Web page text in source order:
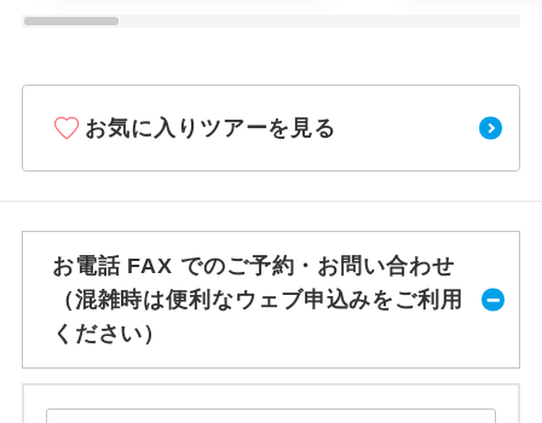
お気に入りツアーを見る
お電話 FAX でのご予約・お問い合わせ
（混雑時は便利なウェブ申込みをご利用
ください）